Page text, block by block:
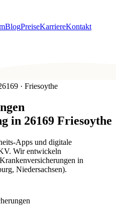
BlogPreiseKarriereKontakt
· Friesoythe
in 26169 Friesoythe
Apps und digitale
Wir entwickeln
in
Niedersachsen).